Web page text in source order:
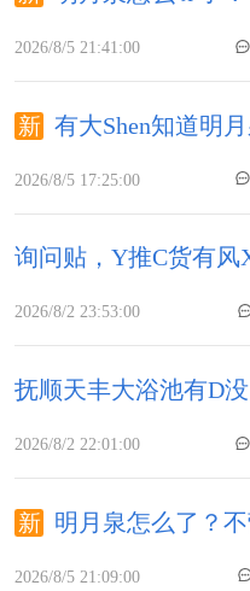
2026/8/5 21:41:00
有大Shen知道明
2026/8/5 17:25:00
询问贴，Y推C货有风
2026/8/2 23:53:00
抚顺天丰大浴池有D没
2026/8/2 22:01:00
明月泉怎么了？
2026/8/5 21:09:00